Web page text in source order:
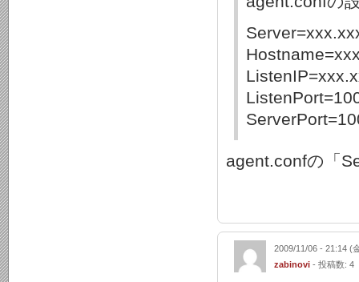
agent.confの「
2009/11/06 - 21:14 (
zabinovi - 投稿数: 4